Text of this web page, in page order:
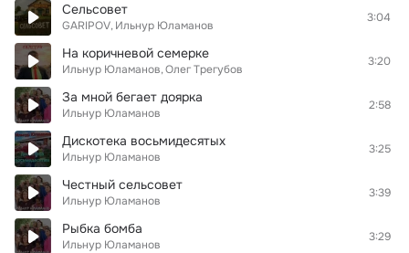
Сельсовет
GARIPOV Ильнур Юламанов
3:04
На коричневой семерке
Ильнур Юламанов Олег Трегубов
3:20
За мной бегает доярка
Ильнур Юламанов
2:58
Дискотека восьмидесятых
Ильнур Юламанов
3:25
Честный сельсовет
Ильнур Юламанов
3:39
Рыбка бомба
Ильнур Юламанов
3:29